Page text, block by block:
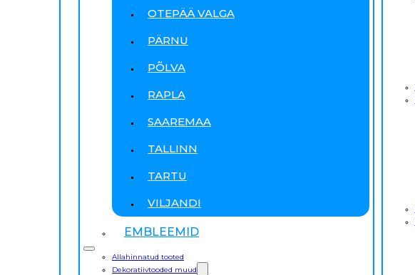
OTEPÄÄ VALGA
PÄRNU
PÕLVA
RAPLA
SAAREMAA
TALLINN
TARTU
VILJANDI
EMBLEEMID
Allahinnatud tooted
Dekoratiivtooded muud